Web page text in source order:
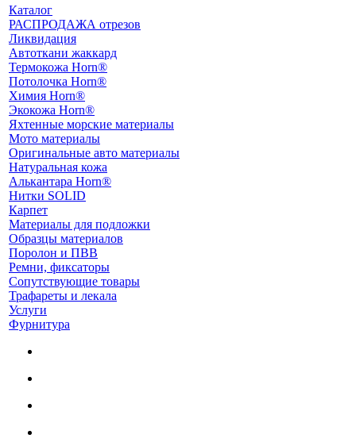
Каталог
РАСПРОДАЖА отрезов
Ликвидация
Автоткани жаккард
Термокожа Horn®
Потолочка Horn®
Химия Horn®
Экокожа Horn®
Яхтенные морские материалы
Мото материалы
Оригинальные авто материалы
Натуральная кожа
Алькантара Horn®
Нитки SOLID
Карпет
Материалы для подложки
Образцы материалов
Поролон и ПВВ
Ремни, фиксаторы
Сопутствующие товары
Трафареты и лекала
Услуги
Фурнитура